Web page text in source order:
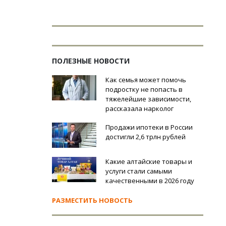
ПОЛЕЗНЫЕ НОВОСТИ
Как семья может помочь
подростку не попасть в
тяжелейшие зависимости,
рассказала нарколог
Продажи ипотеки в России
достигли 2,6 трлн рублей
Какие алтайские товары и
услуги стали самыми
качественными в 2026 году
РАЗМЕСТИТЬ НОВОСТЬ